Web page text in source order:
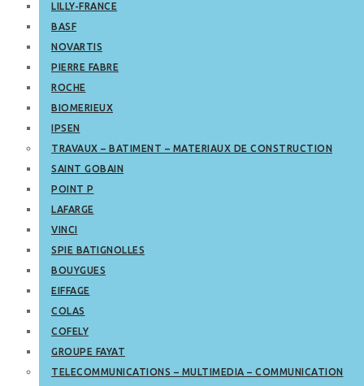
LILLY-FRANCE
BASF
NOVARTIS
PIERRE FABRE
ROCHE
BIOMERIEUX
IPSEN
TRAVAUX – BATIMENT – MATERIAUX DE CONSTRUCTION
SAINT GOBAIN
POINT P
LAFARGE
VINCI
SPIE BATIGNOLLES
BOUYGUES
EIFFAGE
COLAS
COFELY
GROUPE FAYAT
TELECOMMUNICATIONS – MULTIMEDIA – COMMUNICATION